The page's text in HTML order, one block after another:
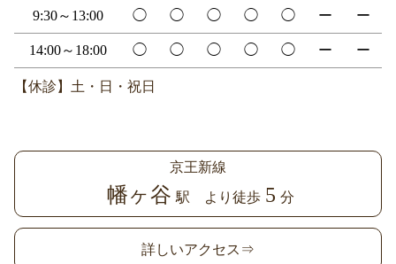
9:30～13:00 ◯ ◯ ◯ ◯ ◯ ー ー
14:00～18:00 ◯ ◯ ◯ ◯ ◯ ー ー
【休診】土・日・祝日
京王新線
幡ヶ谷 駅 より徒歩 5 分
詳しいアクセス⇒